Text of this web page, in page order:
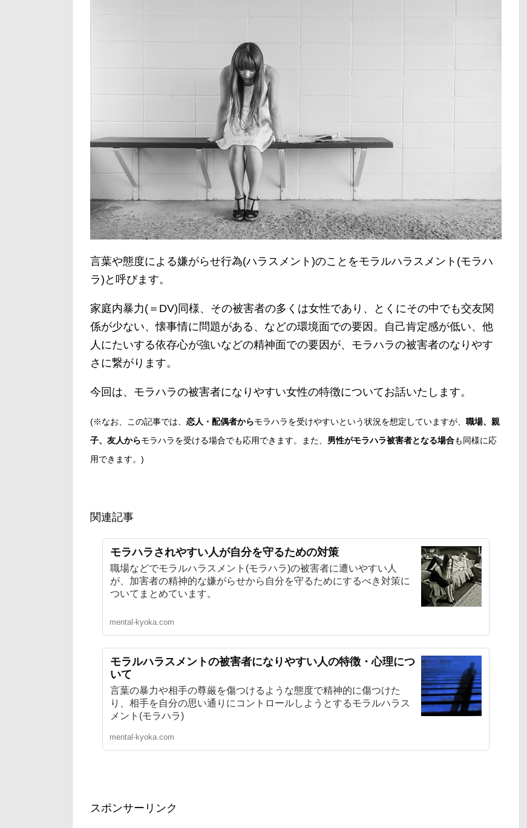
言葉や態度による嫌がらせ行為(ハラスメント)のことをモラルハラスメント(モラハ
ラ)と呼びます。
家庭内暴力(＝DV)同様、その被害者の多くは女性であり、とくにその中でも交友関
係が少ない、懐事情に問題がある、などの環境面での要因。自己肯定感が低い、他
人にたいする依存心が強いなどの精神面での要因が、モラハラの被害者のなりやす
さに繋がります。
今回は、モラハラの被害者になりやすい女性の特徴についてお話いたします。
(※なお、この記事では、 恋人・配偶者からモラハラを受けやすいという状況を想定していますが、 職場、親
子、友人からモラハラを受ける場合でも応用できます。また、 男性がモラハラ被害者となる場合も同様に応
用できます。)
関連記事
モラハラされやすい人が自分を守るための対策
職場などでモラルハラスメント(モラハラ)の被害者に遭いやすい人
が、加害者の精神的な嫌がらせから自分を守るためにするべき対策に
ついてまとめています。
mental-kyoka.com
モラルハラスメントの被害者になりやすい人の特徴・心理につ
いて
言葉の暴力や相手の尊厳を傷つけるような態度で精神的に傷つけた
り、相手を自分の思い通りにコントロールしようとするモラルハラス
メント(モラハラ)
mental-kyoka.com
スポンサーリンク